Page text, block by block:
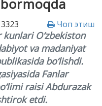
3323 Чоп этиш
O‘zbekiston
va madaniyat
bo‘lishdi.
Fanlar
raisi Abdurazak
etdi.